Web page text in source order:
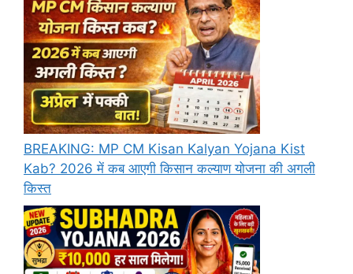
BREAKING: MP CM Kisan Kalyan Yojana Kist
Kab? 2026 में कब आएगी किसान कल्याण योजना की अगली
किस्त